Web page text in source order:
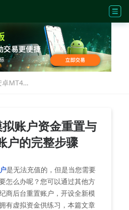
卓MT4模
步骤账户资金重置与
户的完整步骤
是无法充值的，但是当您需要
怎么办呢？您可以通过其他方
商后台重置账户，开设全新模
有虚拟资金供练习，本篇文章